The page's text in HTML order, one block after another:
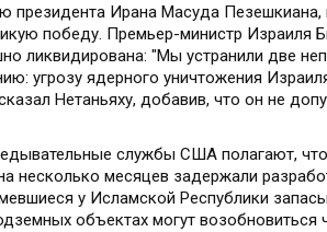
президента Ирана Масуда
победу. Премьер-министр Израиля
ликвидирована: "Мы устранили две
угрозу ядерного уничтожения
Нетаньяху, добавив, что он не
службы США полагают,
несколько месяцев задержали
у Исламской Республики
объектах могут возобновиться